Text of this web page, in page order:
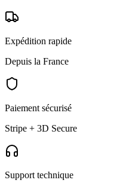
Expédition rapide
Depuis la France
Paiement sécurisé
Stripe + 3D Secure
Support technique